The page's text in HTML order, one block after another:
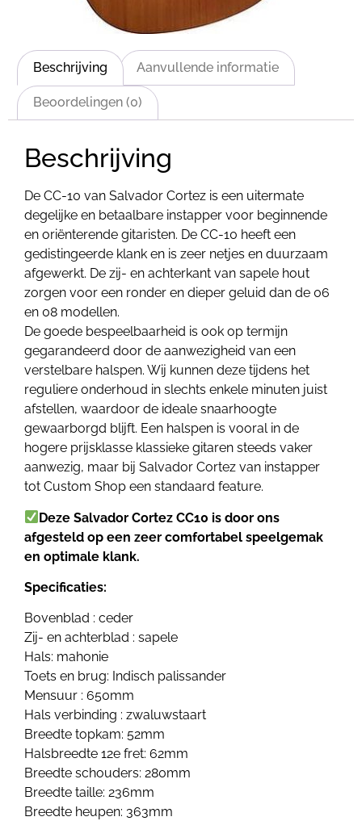
Beschrijving Aanvullende informatie
Beoordelingen (0)
Beschrijving
De CC-10 van Salvador Cortez is een uitermate
degelijke en betaalbare instapper voor beginnende
en oriënterende gitaristen. De CC-10 heeft een
gedistingeerde klank en is zeer netjes en duurzaam
afgewerkt. De zij- en achterkant van sapele hout
zorgen voor een ronder en dieper geluid dan de 06
en 08 modellen.
De goede bespeelbaarheid is ook op termijn
gegarandeerd door de aanwezigheid van een
verstelbare halspen. Wij kunnen deze tijdens het
reguliere onderhoud in slechts enkele minuten juist
afstellen, waardoor de ideale snaarhoogte
gewaarborgd blijft. Een halspen is vooral in de
hogere prijsklasse klassieke gitaren steeds vaker
aanwezig, maar bij Salvador Cortez van instapper
tot Custom Shop een standaard feature.
Deze Salvador Cortez CC10 is door ons
afgesteld op een zeer comfortabel speelgemak
en optimale klank.
Specificaties:
Bovenblad : ceder
Zij- en achterblad : sapele
Hals: mahonie
Toets en brug: Indisch palissander
Mensuur : 650mm
Hals verbinding : zwaluwstaart
Breedte topkam: 52mm
Halsbreedte 12e fret: 62mm
Breedte schouders: 280mm
Breedte taille: 236mm
Breedte heupen: 363mm